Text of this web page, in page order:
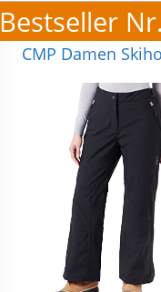
Bestseller
CMP Damen